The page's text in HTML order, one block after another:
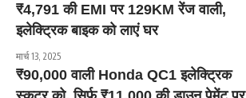
₹4,791 की EMI पर 129KM रेंज वाली,
इलेक्ट्रिक बाइक को लाएं घर
मार्च 13, 2025
₹90,000 वाली Honda QC1 इलेक्ट्रिक